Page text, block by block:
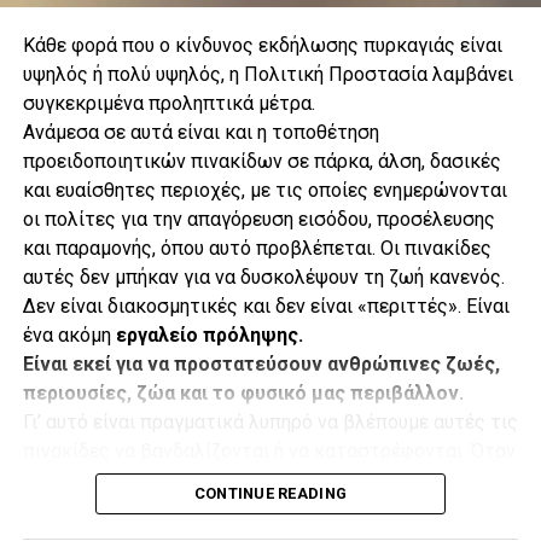
Κάθε υδροβόλο έχει εμβέλεια περίπου 73 μέτρων, ενώ η
γεώτρηση φτάνει σε βάθος 113 μέτρων. Παράλληλα, ο
διαθέτει πρόσθετα οχήματα και εναλλακτικά μέσα
υποστήριξης και πυρόσβεσης.
.
.
.
Κάθε φορά που ο κίνδυνος εκδήλωσης πυρκαγιάς είναι
υψηλός ή πολύ υψηλός, η Πολιτική Προστασία λαμβάνει
συγκεκριμένα προληπτικά μέτρα.
Ανάμεσα σε αυτά είναι και η τοποθέτηση
προειδοποιητικών πινακίδων σε πάρκα, άλση, δασικές
και ευαίσθητες περιοχές, με τις οποίες ενημερώνονται
οι πολίτες για την απαγόρευση εισόδου, προσέλευσης
και παραμονής, όπου αυτό προβλέπεται. Οι πινακίδες
αυτές δεν μπήκαν για να δυσκολέψουν τη ζωή κανενός.
Δεν είναι διακοσμητικές και δεν είναι «περιττές». Είναι
ένα ακόμηεργαλείο πρόληψης.
Είναι εκεί για να προστατεύσουν ανθρώπινες ζωές,
περιουσίες, ζώα και το φυσικό μας περιβάλλον.
καταστρέφουμε μια προειδοποίηση κινδύνου, στην
ουσία αφαιρούμε ένα μικρό αλλά σημαντικό κομμάτι
CONTINUE READING